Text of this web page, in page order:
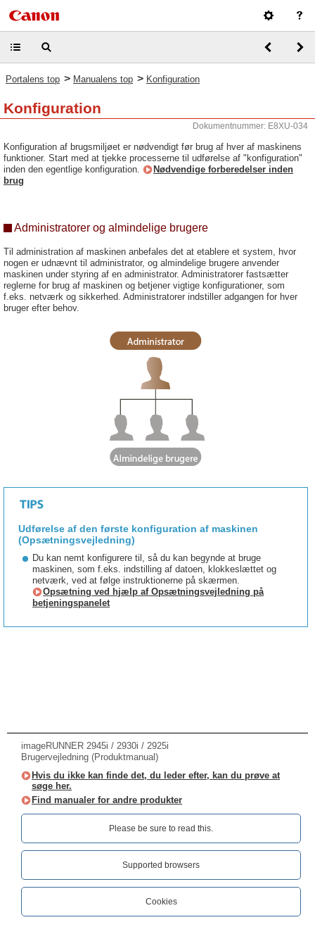
Portalens top > Manualens top > Konfiguration
Konfiguration
Dokumentnummer: E8XU-034
Konfiguration af brugsmiljøet er nødvendigt før brug af hver af maskinens
funktioner. Start med at tjekke processerne til udførelse af "konfiguration"
inden den egentlige konfiguration.
Nødvendige forberedelser inden
brug
Administratorer og almindelige brugere
Til administration af maskinen anbefales det at etablere et system, hvor
nogen er udnævnt til administrator, og almindelige brugere anvender
maskinen under styring af en administrator. Administratorer fastsætter
reglerne for brug af maskinen og betjener vigtige konfigurationer, som
f.eks. netværk og sikkerhed. Administratorer indstiller adgangen for hver
bruger efter behov.
Udførelse af den første konfiguration af maskinen
(Opsætningsvejledning)
Du kan nemt konfigurere til, så du kan begynde at bruge
maskinen, som f.eks. indstilling af datoen, klokkeslættet og
netværk, ved at følge instruktionerne på skærmen.
Opsætning ved hjælp af Opsætningsvejledning på
betjeningspanelet
imageRUNNER 2945i / 2930i / 2925i
Brugervejledning (Produktmanual)
Hvis du ikke kan finde det, du leder efter, kan du prøve at
søge her.
Find manualer for andre produkter
Please be sure to read this.‎
Supported browsers
Cookies